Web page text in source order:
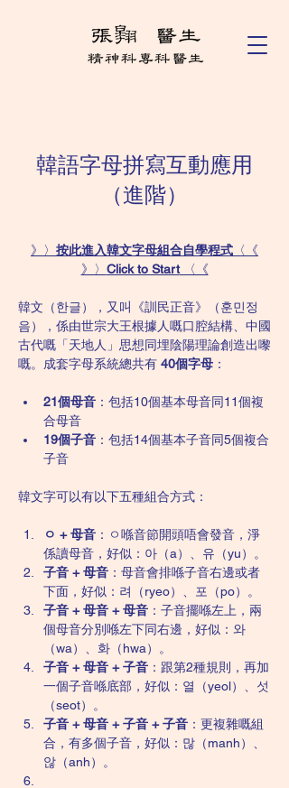
韓語字母拼寫互動應用
（進階）
》〉 按此進入韓文字母組合自學程式 〈《
》〉 Click to Start 〈《
韓文（한글），又叫《訓民正音》（훈민정
음），係由世宗大王根據人嘅口腔結構、中國
古代嘅「天地人」思想同埋陰陽理論創造出嚟
嘅。成套字母系統總共有 40個字母 ：
21個母音 ：包括10個基本母音同11個複
合母音
19個子音 ：包括14個基本子音同5個複合
子音
韓文字可以有以下五種組合方式：
ㅇ + 母音 ：ㅇ喺音節開頭唔會發音，淨
係讀母音，好似：아（a）、유（yu）。
子音 + 母音 ：母音會排喺子音右邊或者
下面，好似：려（ryeo）、포（po）。
子音 + 母音 + 母音 ：子音擺喺左上，兩
個母音分別喺左下同右邊，好似：와
（wa）、화（hwa）。
子音 + 母音 + 子音 ：跟第2種規則，再加
一個子音喺底部，好似：열（yeol）、섯
（seot）。
子音 + 母音 + 子音 + 子音 ：更複雜嘅組
合，有多個子音，好似：많（manh）、
않（anh）。